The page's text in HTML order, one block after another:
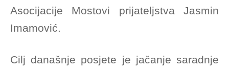
Asocijacije Mostovi prijateljstva Jasmin
Imamović.
Cilj današnje posjete je jačanje saradnje